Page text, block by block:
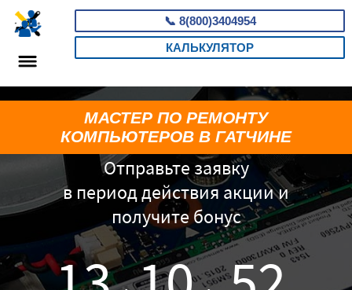
📞 8(800)3404954
КАЛЬКУЛЯТОР
Отправьте заявку
в период действия акции и
получите бонус
МАСТЕР ПО РЕМОНТУ
КОМПЬЮТЕРОВ В ГАТЧИНЕ